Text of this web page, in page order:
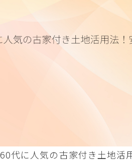
60代に人気の古家付き土地活